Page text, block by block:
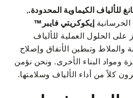
للألياف الكيماوية المحدودة.,
الخرسانية إيكوكريتي فايبر™
على الحلول العملية للألياف
وتبطين الأنفاق وإصلاح
ومواد البناء الأخرى. ونحن نؤمن
كلاً من أداء الألياف وسلامتها.